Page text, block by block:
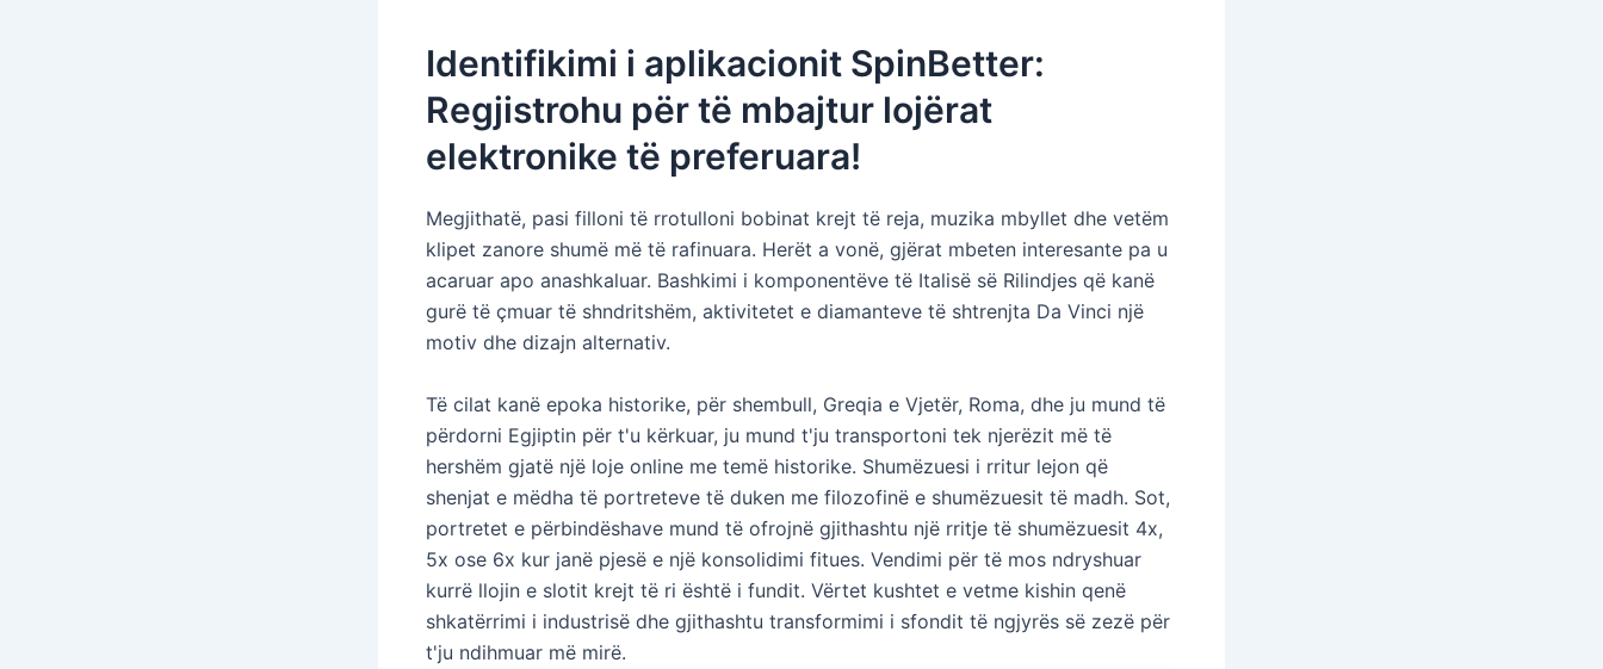
Identifikimi i aplikacionit SpinBetter:
Regjistrohu për të mbajtur lojërat
elektronike të preferuara!
Megjithatë, pasi filloni të rrotulloni bobinat krejt të reja, muzika mbyllet dhe vetëm
klipet zanore shumë më të rafinuara. Herët a vonë, gjërat mbeten interesante pa u
acaruar apo anashkaluar. Bashkimi i komponentëve të Italisë së Rilindjes që kanë
gurë të çmuar të shndritshëm, aktivitetet e diamanteve të shtrenjta Da Vinci një
motiv dhe dizajn alternativ.
Të cilat kanë epoka historike, për shembull, Greqia e Vjetër, Roma, dhe ju mund të
përdorni Egjiptin për t'u kërkuar, ju mund t'ju transportoni tek njerëzit më të
hershëm gjatë një loje online me temë historike. Shumëzuesi i rritur lejon që
shenjat e mëdha të portreteve të duken me filozofinë e shumëzuesit të madh. Sot,
portretet e përbindëshave mund të ofrojnë gjithashtu një rritje të shumëzuesit 4x,
5x ose 6x kur janë pjesë e një konsolidimi fitues. Vendimi për të mos ndryshuar
kurrë llojin e slotit krejt të ri është i fundit. Vërtet kushtet e vetme kishin qenë
shkatërrimi i industrisë dhe gjithashtu transformimi i sfondit të ngjyrës së zezë për
t'ju ndihmuar më mirë.